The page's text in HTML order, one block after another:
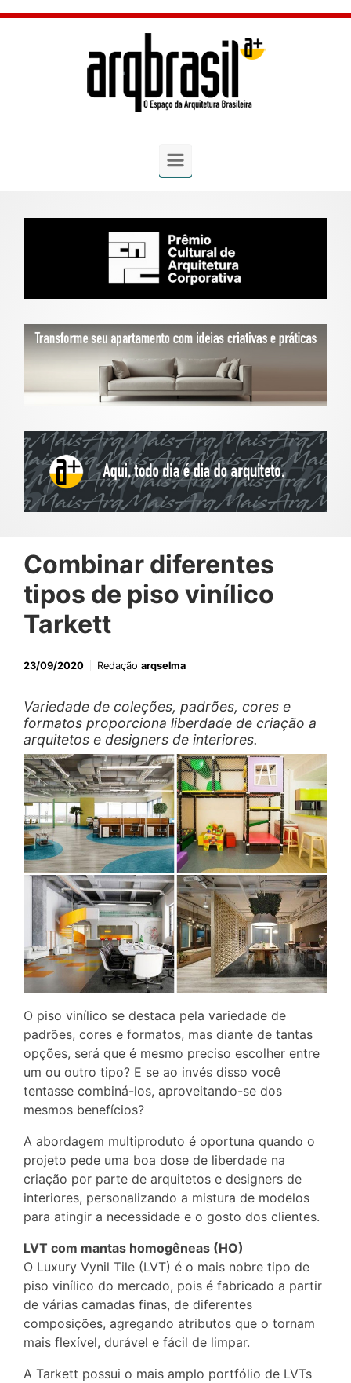
Skip to main content
Combinar diferentes
tipos de piso vinílico
Tarkett
23/09/2020 Redação arqselma
Variedade de coleções, padrões, cores e
formatos proporciona liberdade de criação a
arquitetos e designers de interiores.
O piso vinílico se destaca pela variedade de
padrões, cores e formatos, mas diante de tantas
opções, será que é mesmo preciso escolher entre
um ou outro tipo? E se ao invés disso você
tentasse combiná-los, aproveitando-se dos
mesmos benefícios?
A abordagem multiproduto é oportuna quando o
projeto pede uma boa dose de liberdade na
criação por parte de arquitetos e designers de
interiores, personalizando a mistura de modelos
para atingir a necessidade e o gosto dos clientes.
LVT com mantas homogêneas (HO)
O Luxury Vynil Tile (LVT) é o mais nobre tipo de
piso vinílico do mercado, pois é fabricado a partir
de várias camadas finas, de diferentes
composições, agregando atributos que o tornam
mais flexível, durável e fácil de limpar.
A Tarkett possui o mais amplo portfólio de LVTs